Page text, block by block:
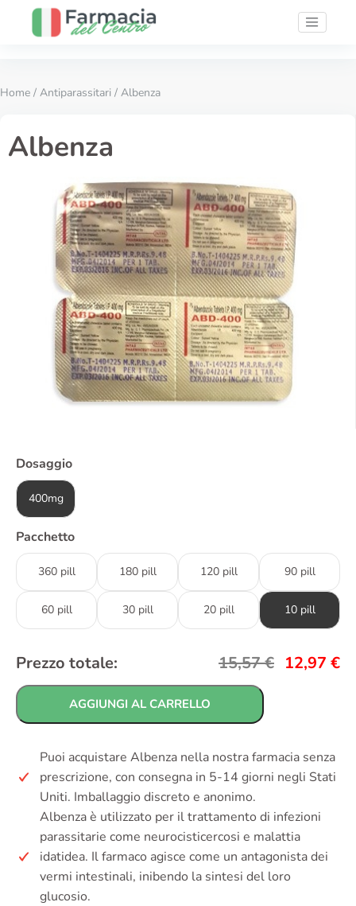
Home / Antiparassitari / Albenza
Albenza
Dosaggio
400mg
Pacchetto
360 pill 180 pill 120 pill 90 pill
60 pill 30 pill 20 pill 10 pill
Prezzo totale: 15,57€ 12,97 €
AGGIUNGI AL CARRELLO
Puoi acquistare Albenza nella nostra farmacia senza
prescrizione, con consegna in 5-14 giorni negli Stati
Uniti. Imballaggio discreto e anonimo.
Albenza è utilizzato per il trattamento di infezioni
parassitarie come neurocisticercosi e malattia
idatidea. Il farmaco agisce come un antagonista dei
vermi intestinali, inibendo la sintesi del loro
glucosio.